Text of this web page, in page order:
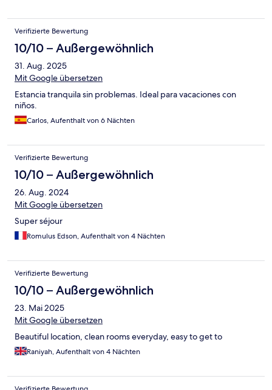
Verifizierte Bewertung
10/10 – Außergewöhnlich
31. Aug. 2025
Mit Google übersetzen
Estancia tranquila sin problemas. Ideal para vacaciones con
niños.
Carlos, Aufenthalt von 6 Nächten
Verifizierte Bewertung
10/10 – Außergewöhnlich
26. Aug. 2024
Mit Google übersetzen
Super séjour
Romulus Edson, Aufenthalt von 4 Nächten
Verifizierte Bewertung
10/10 – Außergewöhnlich
23. Mai 2025
Mit Google übersetzen
Beautiful location, clean rooms everyday, easy to get to
Raniyah, Aufenthalt von 4 Nächten